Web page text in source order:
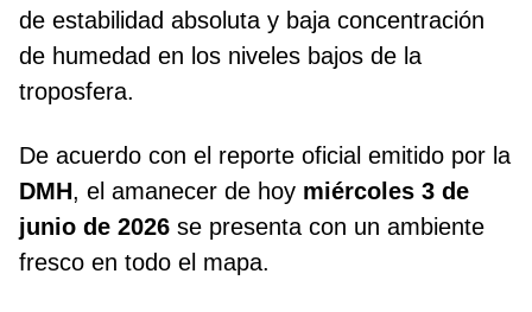
de estabilidad absoluta y baja concentración
de humedad en los niveles bajos de la
troposfera.
De acuerdo con el reporte oficial emitido por la
DMH, el amanecer de hoy miércoles 3 de
junio de 2026 se presenta con un ambiente
fresco en todo el mapa.